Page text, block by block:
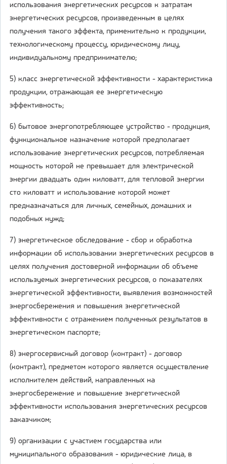
использования энергетических ресурсов к затратам
энергетических ресурсов, произведенным в целях
получения такого эффекта, применительно к продукции,
технологическому процессу, юридическому лицу,
индивидуальному предпринимателю;
5) класс энергетической эффективности - характеристика
продукции, отражающая ее энергетическую
эффективность;
6) бытовое энергопотребляющее устройство - продукция,
функциональное назначение которой предполагает
использование энергетических ресурсов, потребляемая
мощность которой не превышает для электрической
энергии двадцать один киловатт, для тепловой энергии
сто киловатт и использование которой может
предназначаться для личных, семейных, домашних и
подобных нужд;
7) энергетическое обследование - сбор и обработка
информации об использовании энергетических ресурсов в
целях получения достоверной информации об объеме
используемых энергетических ресурсов, о показателях
энергетической эффективности, выявления возможностей
энергосбережения и повышения энергетической
эффективности с отражением полученных результатов в
энергетическом паспорте;
8) энергосервисный договор (контракт) - договор
(контракт), предметом которого является осуществление
исполнителем действий, направленных на
энергосбережение и повышение энергетической
эффективности использования энергетических ресурсов
заказчиком;
9) организации с участием государства или
муниципального образования - юридические лица, в